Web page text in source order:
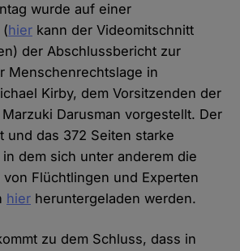
wurde auf einer
hier kann der Videomitschnitt
der Abschlussbericht zur
Menschenrechtslage in
Kirby, dem Vorsitzenden der
Darusman vorgestellt. Der
und das 372 Seiten starke
dem sich unter anderem die
Flüchtlingen und Experten
hier heruntergeladen werden.
zu dem Schluss, dass in